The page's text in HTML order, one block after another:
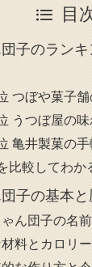
目
子のラン
つぼや菓子
うつぼ屋の
亀井製菓の
比較してわか
子の基本
ん団子の名
料とカロリ